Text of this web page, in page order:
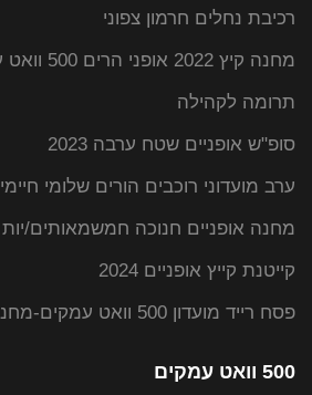
רכיבת נחלים חרמון צפוני
מחנה קיץ 2022 אופני הרים 500 וואט עמקים
תרומה לקהילה
סופ"ש אופניים שטח ערבה 2023
ערב מועדוני רוכבים הורים שלומי
מחנה אופניים חנוכה חמשמאותים/יות 2022
קייטנת קייץ אופניים 2024
פסח רייד מועדון 500 וואט עמקים-מחנה אופניים 2024
500 וואט עמקים